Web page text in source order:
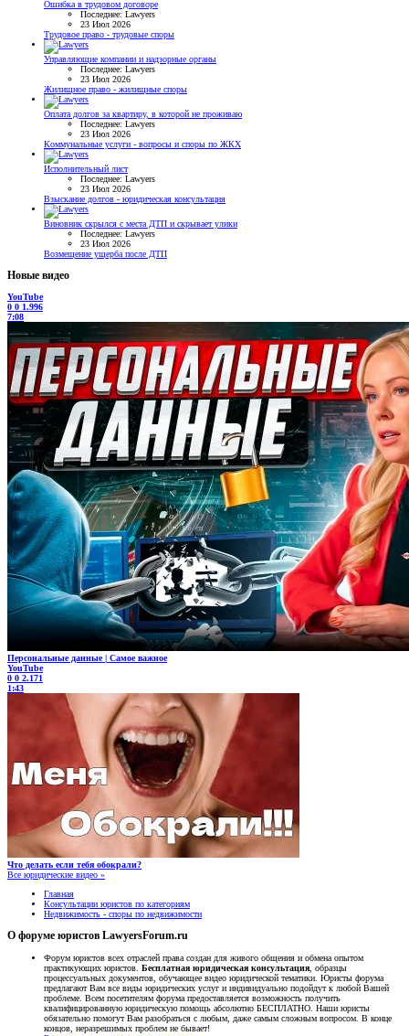
Ошибка в трудовом договоре
Последнее: Lawyers
23 Июл 2026
Трудовое право - трудовые споры
Управляющие компании и надзорные органы
Последнее: Lawyers
23 Июл 2026
Жилищное право - жилищные споры
Оплата долгов за квартиру, в которой не проживаю
Последнее: Lawyers
23 Июл 2026
Коммунальные услуги - вопросы и споры по ЖКХ
Исполнительный лист
Последнее: Lawyers
23 Июл 2026
Взыскание долгов - юридическая консультация
Виновник скрылся с места ДТП и скрывает улики
Последнее: Lawyers
23 Июл 2026
Возмещение ущерба после ДТП
Новые видео
YouTube
0 0 1.996
7:08
Персональные данные | Самое важное
YouTube
0 0 2.171
1:43
Что делать если тебя обокрали?
Все юридические видео »
Главная
Консультации юристов по категориям
Недвижимость - споры по недвижимости
О форуме юристов LawyersForum.ru
Форум юристов всех отраслей права создан для живого общения и обмена опытом
практикующих юристов. Бесплатная юридическая консультация , образцы
процессуальных документов, обучающее видео юридической тематики. Юристы форума
предлагают Вам все виды юридических услуг и индивидуально подойдут к любой Вашей
проблеме. Всем посетителям форума предоставляется возможность получить
квалифицированную юридическую помощь абсолютно БЕСПЛАТНО. Наши юристы
обязательно помогут Вам разобраться с любым, даже самым сложным вопросом. В конце
концов, неразрешимых проблем не бывает!